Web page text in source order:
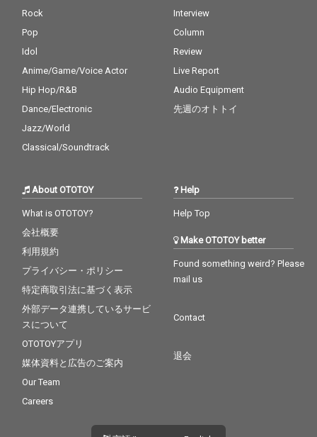
Rock
Pop
Idol
Anime/Game/Voice Actor
Hip Hop/R&B
Dance/Electronic
Jazz/World
Classical/Soundtrack
Interview
Column
Review
Live Report
Audio Equipment
先週のオトトイ
About OTOTOY
What is OTOTOY?
会社概要
利用規約
プライバシー・ポリシー
特定商取引法に基づく表示
外部データ連携しているサービ
スについて
OTOTOYアプリ
媒体資料と広告のご案内
Our Team
Careers
Help
Help Top
Make OTOTOY better
Found something weird? Please
mail us
Contact
退会